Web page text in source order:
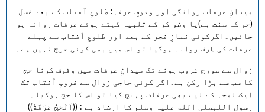
میدانِ عرفات روانگی اور وقوفِ عرفہ: طلوعِ آفتاب کے بعد غسل
(جو کہ سنت ہے)یا وضو کر کے تلبیہ کہتے ہوئے عرفات روانہ ہو
جائیں۔اگرکوئی نمازِ فجر کے بعد اور طلوعِ آفتاب سے پہلے
عرفات کی طرف روانہ ہوگیا تو اس میں بھی کوئی حرج نہیں ہے۔
زوال سے سورج غروب ہونے تک میدانِ عرفات میں وقوف کرنا حج
کا سب سے بڑا رکن ہے۔اگر کوئی حاجی زوال سے غروبِ آفتاب تک
ایک لمحہ کے لیے بھی عرفات پہنچ گیا تو اس کا حج ہوگیا۔
رسول اللہصلی الله علیہ وسلم کا ارشاد ہے : ((اَلْحَجُّ عَرَفَةُ))